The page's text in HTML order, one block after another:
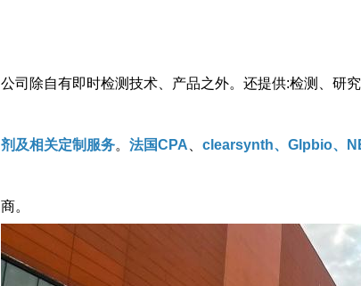
公司除自有即时检测技术、产品之外。还提供:检测、研
剂及相关定制服务。 法国CPA clearsynth、Glpbio、
商。